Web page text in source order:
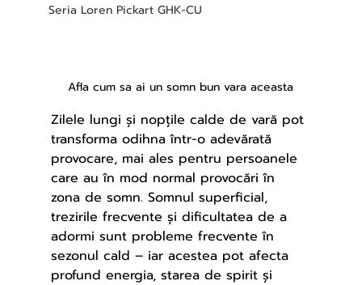
Seria Loren Pickart GHK-CU
Afla cum sa ai un somn bun vara aceasta
Zilele lungi și nopțile calde de vară pot
transforma odihna într-o adevărată
provocare, mai ales pentru persoanele
care au în mod normal provocări în
zona de somn. Somnul superficial,
trezirile frecvente și dificultatea de a
adormi sunt probleme frecvente în
sezonul cald – iar acestea pot afecta
profund energia, starea de spirit și